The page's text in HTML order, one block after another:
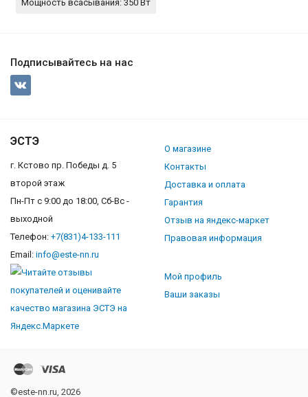
Мощность всасывания: 350 Вт
Подписывайтесь на нас
ЭСТЭ
г. Кстово пр. Победы д. 5
второй этаж
Пн-Пт с 9:00 до 18:00, Сб-Вс -
выходной
Телефон: +7(831)4-133-111
Email: info@este-nn.ru
О магазине
Контакты
Доставка и оплата
Гарантия
Отзыв на яндекс-маркет
Правовая информация
Мой профиль
Ваши заказы
©este-nn.ru, 2026